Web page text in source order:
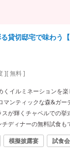
貸切邸宅で味わう
][ 無料 ]
くイルミネーションを
マンティックな森&ガー
スが輝くチャペルでの挙
チディナーの無料試食も
模擬披露宴 試食会